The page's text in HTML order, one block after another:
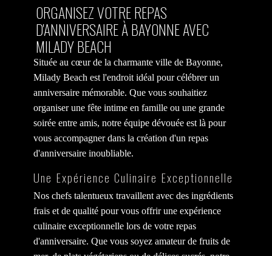
ORGANISEZ VOTRE REPAS
D'ANNIVERSAIRE À BAYONNE AVEC
MILADY BEACH
Située au cœur de la charmante ville de Bayonne,
Milady Beach est l'endroit idéal pour célébrer un
anniversaire mémorable. Que vous souhaitiez
organiser une fête intime en famille ou une grande
soirée entre amis, notre équipe dévouée est là pour
vous accompagner dans la création d'un repas
d'anniversaire inoubliable.
Une Expérience Culinaire Exceptionnelle
Nos chefs talentueux travaillent avec des ingrédients
frais et de qualité pour vous offrir une expérience
culinaire exceptionnelle lors de votre repas
d'anniversaire. Que vous soyez amateur de fruits de